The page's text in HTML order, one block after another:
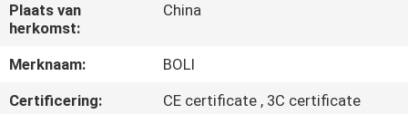
OVER
ONS
Plaats van
herkomst:
China
Merknaam:
BOLI
Certificering:
CE certificate , 3C certificate